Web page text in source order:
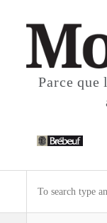
Parce